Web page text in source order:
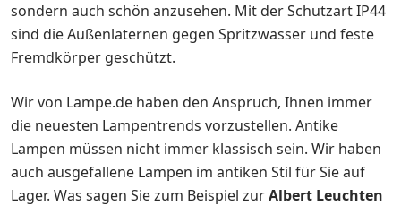
sondern auch schön anzusehen. Mit der Schutzart IP44
sind die Außenlaternen gegen Spritzwasser und feste
Fremdkörper geschützt.
Wir von Lampe.de haben den Anspruch, Ihnen immer
die neuesten Lampentrends vorzustellen. Antike
Lampen müssen nicht immer klassisch sein. Wir haben
auch ausgefallene Lampen im antiken Stil für Sie auf
Lager. Was sagen Sie zum Beispiel zurAlbert Leuchten